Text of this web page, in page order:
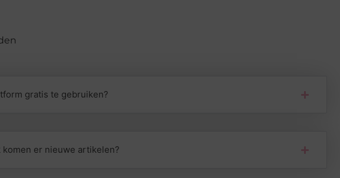
gratis te gebruiken?
komen er nieuwe artikelen?